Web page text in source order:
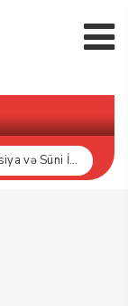
“Bakcell» və Gənclər Fondu «İnnovasiya və Süni İntellekt» üzrə təqaüd proqramının qalibləri ilə görüş keçirib